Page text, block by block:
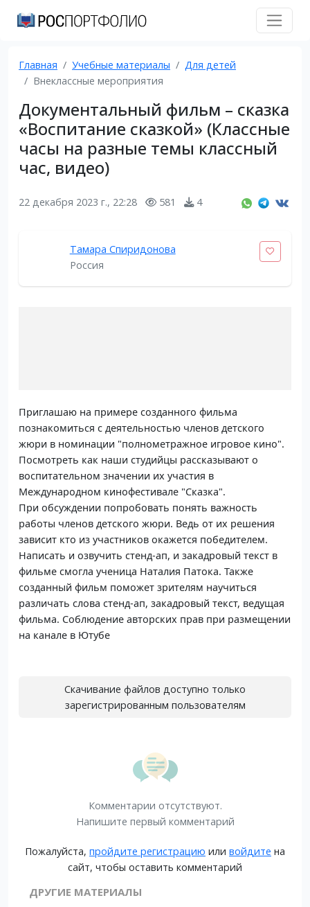
Главная Учебные материалы
Для детей
Внеклассные мероприятия
Документальный фильм – сказка
«Воспитание сказкой» (Классные
часы на разные темы классный
час, видео)
22 декабря 2023 г., 22:28 581 4
Тамара Спиридонова
Россия
Приглашаю на примере созданного фильма
познакомиться с деятельностью членов детского
жюри в номинации "полнометражное игровое кино".
Посмотреть как наши студийцы рассказывают о
воспитательном значении их участия в
Международном кинофестивале "Сказка".
При обсуждении попробовать понять важность
работы членов детского жюри. Ведь от их решения
зависит кто из участников окажется победителем.
Написать и озвучить стенд-ап, и закадровый текст в
фильме смогла ученица Наталия Патока. Также
созданный фильм поможет зрителям научиться
различать слова стенд-ап, закадровый текст, ведущая
фильма. Соблюдение авторских прав при размещении
на канале в Ютубе
Скачивание файлов доступно только
зарегистрированным пользователям
Комментарии отсутствуют.
Напишите первый комментарий
Пожалуйста, пройдите регистрацию или войдите на
сайт, чтобы оставить комментарий
ДРУГИЕ МАТЕРИАЛЫ